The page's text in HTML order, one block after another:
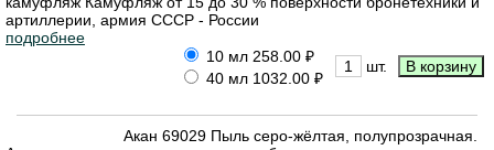
артиллерии, армия СССР - России
подробнее
10 мл 258.00 ₽
40 мл 1032.00 ₽
шт.
Акан 69029 Пыль серо-жёлтая, полупрозрачная.